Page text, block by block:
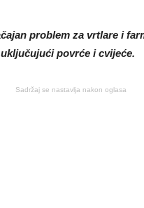
problem za vrtlare i
povrće i cvijeće.
Sadržaj se nastavlja nakon oglasa